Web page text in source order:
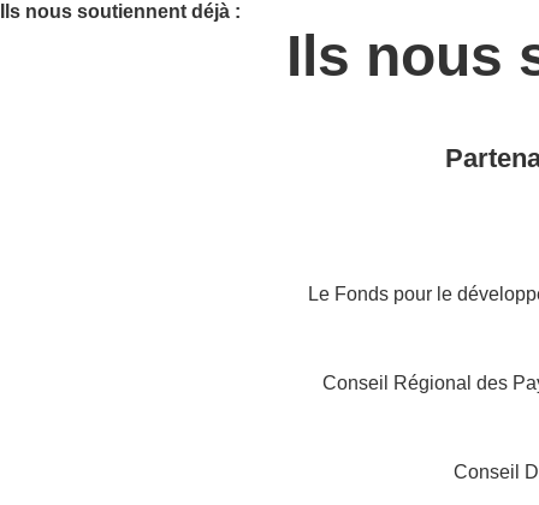
Ils nous soutiennent déjà :
Ils nous
Le Fonds pour le
Conseil Régional des
Conseil